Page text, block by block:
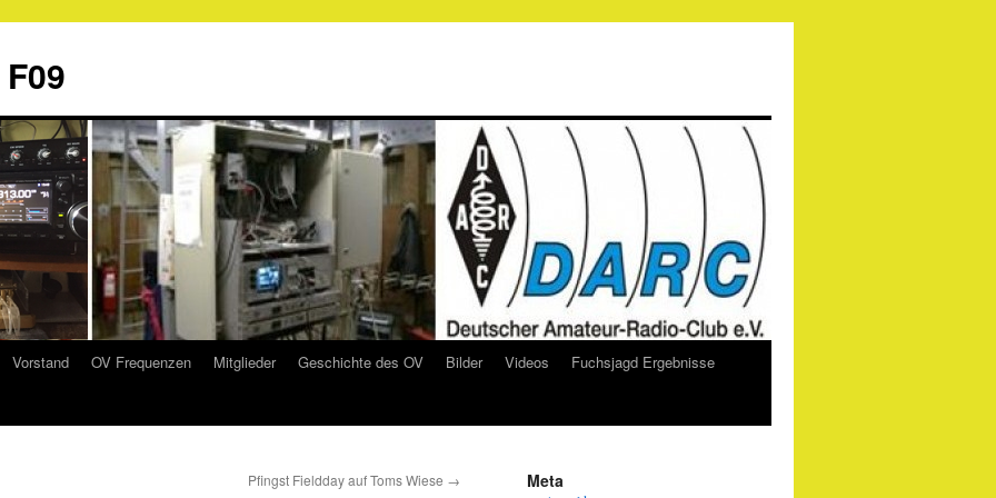
Vorstand OV Frequenzen Mitglieder Geschichte des OV Bilder Videos
Fuchsjagd Ergebnisse
Pfingst Fieldday auf Toms Wiese → Meta